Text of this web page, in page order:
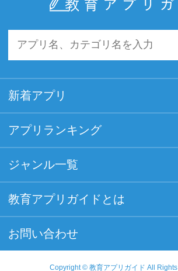
新着アプリ
アプリランキング
ジャンル一覧
教育アプリガイドとは
お問い合わせ
Copyright © 教育アプリガイド All